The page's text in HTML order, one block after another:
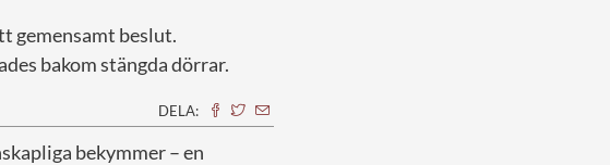
gemensamt beslut.
bakom stängda dörrar.
DELA:
bekymmer – en